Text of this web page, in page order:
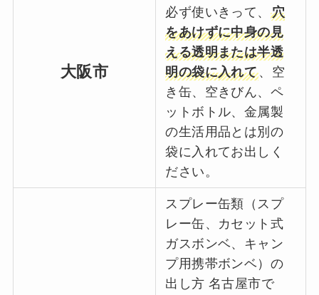
大阪市
必ず使いきって、 穴
をあけずに中身の見
える透明または半透
明の袋に入れて、空
き缶、空きびん、ペ
ットボトル、金属製
の生活用品とは別の
袋に入れてお出しく
ださい。
スプレー缶類（スプ
レー缶、カセット式
ガスボンベ、キャン
プ用携帯ボンベ）の
出し方 名古屋市で